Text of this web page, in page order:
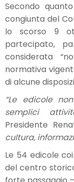
Secondo
congiunta del
lo scorso 9
partecipato,
considerata
normativa
di alcune
“Le edicole
semplici
Presidente
cultura,
Le 54 edicole
del centro